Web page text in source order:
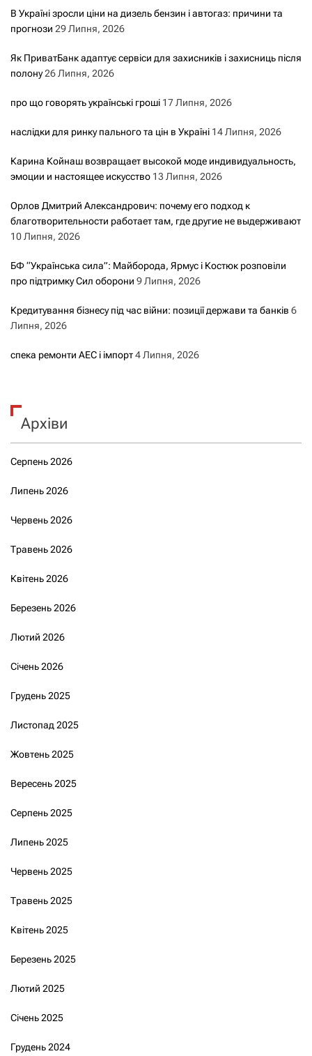
В Україні зросли ціни на дизель бензин і автогаз: причини та
прогнози 29 Липня, 2026
Як ПриватБанк адаптує сервіси для захисників і захисниць після
полону26 Липня, 2026
про що говорять українські гроші 17 Липня, 2026
наслідки для ринку пального та цін в Україні 14 Липня, 2026
Карина Койнаш возвращает высокой моде индивидуальность,
эмоции и настоящее искусство 13 Липня, 2026
Орлов Дмитрий Александрович: почему его подход к
благотворительности работает там, где другие не выдерживают
10 Липня, 2026
БФ “Українська сила”: Майборода, Ярмус і Костюк розповіли
про підтримку Сил оборони 9 Липня, 2026
Кредитування бізнесу під час війни: позиції держави та банків 6
Липня, 2026
спека ремонти АЕС і імпорт4 Липня, 2026
Архіви
Серпень 2026
Липень 2026
Червень 2026
Травень 2026
Квітень 2026
Березень 2026
Лютий 2026
Січень 2026
Грудень 2025
Листопад 2025
Жовтень 2025
Вересень 2025
Серпень 2025
Липень 2025
Червень 2025
Травень 2025
Квітень 2025
Березень 2025
Лютий 2025
Січень 2025
Грудень 2024